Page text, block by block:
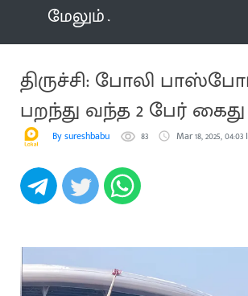
மேலும்
திருச்சி: போலி
பறந்து வந்த 2 பேர் கைது
By sureshbabu 83 Mar 18, 2025, 04:03